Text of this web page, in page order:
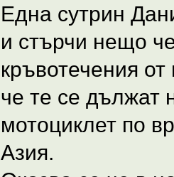
Една сутрин
и стърчи нещо
кръвотечения
че те се дължат
мотоциклет по
Азия.